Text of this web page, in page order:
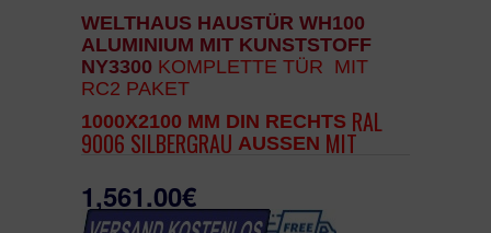
WELTHAUS HAUSTÜR WH100
ALUMINIUM MIT KUNSTSTOFF
NY3300 KOMPLETTE TÜR MIT
RC2 PAKET
1000X2100 MM DIN RECHTS RAL
9006 SILBERGRAU AUSSEN MIT
ANTHRAZIT GRAU
STANDARD WEISS
1,561.00€